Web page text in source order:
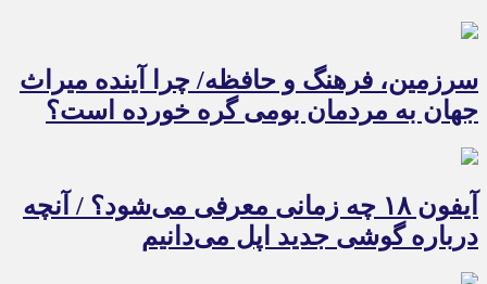
سرزمین، فرهنگ و حافظه/ چرا آینده میراث
جهان به مردمان بومی گره خورده است؟
آیفون ۱۸ چه زمانی معرفی می‌شود؟ / آنچه
درباره گوشی جدید اپل می‌دانیم